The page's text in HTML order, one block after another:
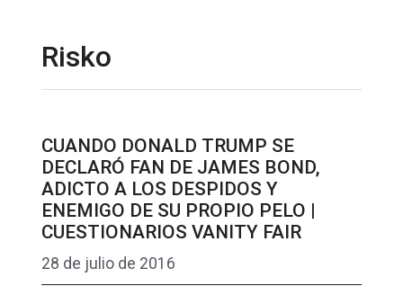
Risko
CUANDO DONALD TRUMP SE
DECLARÓ FAN DE JAMES BOND,
ADICTO A LOS DESPIDOS Y
ENEMIGO DE SU PROPIO PELO |
CUESTIONARIOS VANITY FAIR
28 de julio de 2016